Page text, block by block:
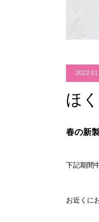
ほ
春の新
下記期間
お近くに